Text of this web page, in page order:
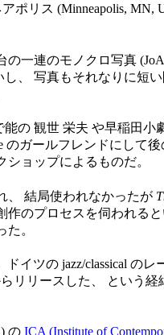
ポリス (Minneapolis, MN,
一連のモノクロ写真
、 写真もそれなりに短
の 観世 栄夫 や早稲田
のガールフレンドにして
ョップによるものだ。
、 結局使われなかったが
のプロセスを伺われる
。
イツの jazz/classical のレ
リリースした、 という
の ICA (Institute of